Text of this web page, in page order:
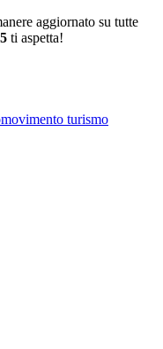
aggiornato su tutte
ti aspetta!
movimento turismo